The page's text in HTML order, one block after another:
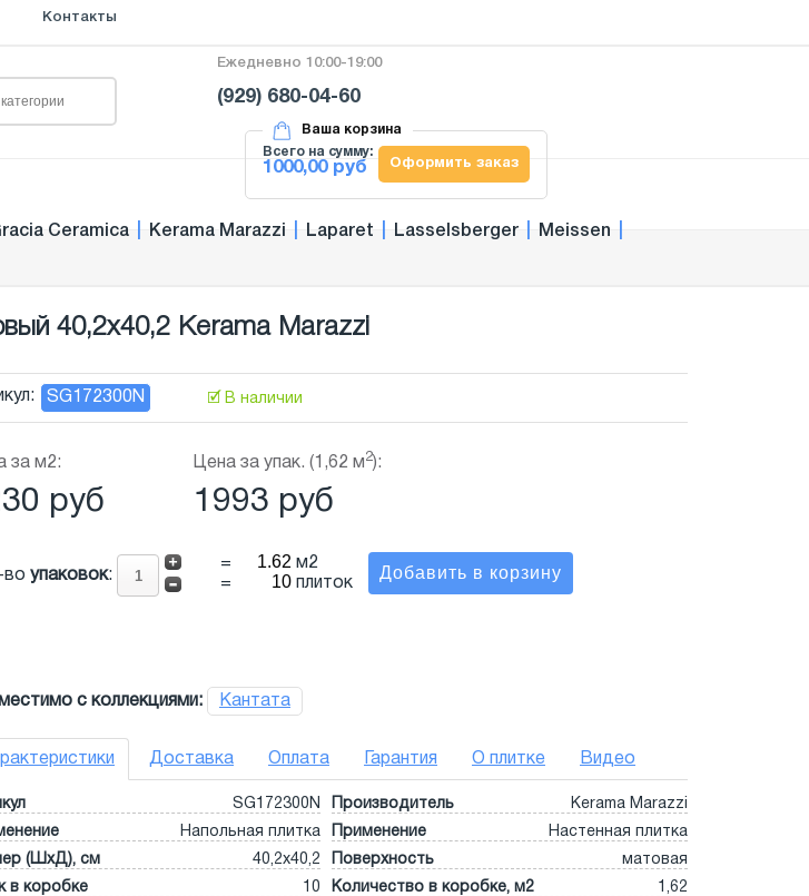
Контакты
Ежедневно 10:00-19:00
(929) 680-04-60
Ваша корзина
Оформить заказ
Всего на сумму:
1000,00 руб
Ceramica Kerama Marazzi Laparet Lasselsberger Meissen
40,2x40,2 Kerama Marazzi
SG172300N 🗹 В наличии
за м2:
руб
Цена за упак. (1,62 м 2):
1993 руб
во упаковок:
=
м2
=
плиток
с коллекциями: Кантата
Доставка Оплата Гарантия О плитке Видео
SG172300N Производитель
Kerama Marazzi
Напольная плитка Применение
Настенная плитка
(ШхД), см
40,2x40,2 Поверхность
матовая
в коробке
10 Количество в коробке, м2
1,62